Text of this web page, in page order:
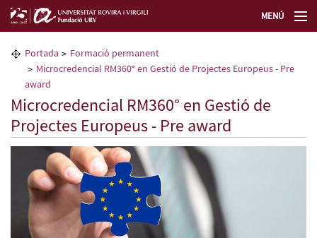
MENÚ
La Fundació URV
Formació permanent
Transferència de tecnologia
Seleccioneu idioma
Portada
Formació permanent
Microcredencial RM360° en Gestió de Projectes Europeus - Pre
award
Microcredencial RM360° en Gestió de
Projectes Europeus - Pre award